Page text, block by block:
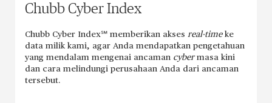
Chubb Cyber Index
Chubb Cyber Index℠ memberikan akses real-timeke
data milik kami, agar Anda mendapatkan pengetahuan
yang mendalam mengenai ancaman cybermasa kini
dan cara melindungi perusahaan Anda dari ancaman
tersebut.